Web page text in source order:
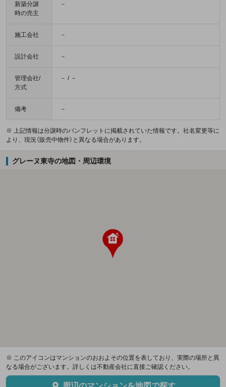
新築分譲
時の売主
－
施工会社 －
設計会社 －
管理会社/
方式
－ / －
備考 －
※ 上記情報は分譲時のパンフレットに掲載されていた情報です。社名変更等に
より、現況（販売中物件）と異なる場合があります。
グレーヌ東寺の地図・周辺環境
※ このアイコンはマンションのおおよその位置を表しており、実際の場所と異
なる場合がございます。詳しくは不動産会社に直接ご確認ください。